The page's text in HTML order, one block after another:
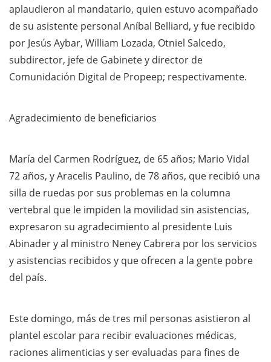
aplaudieron al mandatario, quien estuvo acompañado
de su asistente personal Aníbal Belliard, y fue recibido
por Jesús Aybar, William Lozada, Otniel Salcedo,
subdirector, jefe de Gabinete y director de
Comunidación Digital de Propeep; respectivamente.
Agradecimiento de beneficiarios
María del Carmen Rodríguez, de 65 años; Mario Vidal
72 años, y Aracelis Paulino, de 78 años, que recibió una
silla de ruedas por sus problemas en la columna
vertebral que le impiden la movilidad sin asistencias,
expresaron su agradecimiento al presidente Luis
Abinader y al ministro Neney Cabrera por los servicios
y asistencias recibidos y que ofrecen a la gente pobre
del país.
Este domingo, más de tres mil personas asistieron al
plantel escolar para recibir evaluaciones médicas,
raciones alimenticias y ser evaluadas para fines de